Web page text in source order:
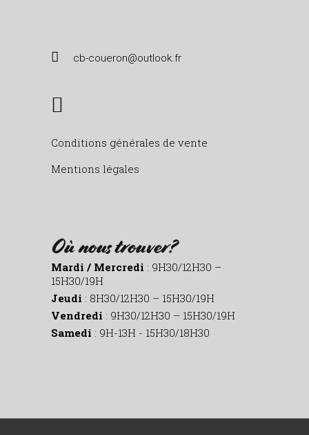
cb-coueron@outlook.fr
Conditions générales de vente
Mentions légales
Où nous trouver?
Mardi / Mercredi : 9H30/12H30 –
15H30/19H
Jeudi : 8H30/12H30 – 15H30/19H
Vendredi : 9H30/12H30 – 15H30/19H
Samedi : 9H-13H - 15H30/18H30